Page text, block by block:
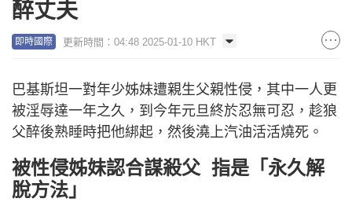
醉丈夫
即時國際 更新時間：04:48 2025-01-10 HKT
巴基斯坦一對年少姊妹遭親生父親性侵，其中一人更
被淫辱達一年之久，到今年元旦終於忍無可忍，趁狼
父醉後熟睡時把他綁起，然後澆上汽油活活燒死。
被性侵姊妹認合謀殺父 指是「永久解
脫方法」